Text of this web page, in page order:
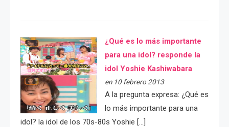
¿Qué es lo más importante
para una idol? responde la
idol Yoshie Kashiwabara
en 10 febrero 2013
A la pregunta expresa: ¿Qué es
lo más importante para una
idol? la idol de los 70s-80s Yoshie […]